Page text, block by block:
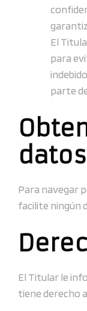
El
para
parte
Para navegar
facilite ningún
El Titular le
tiene derecho